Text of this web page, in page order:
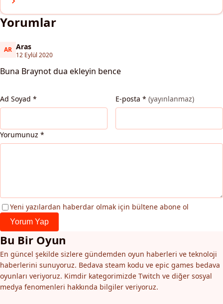
Yorumlar
ARAras
Aras
12 Eylül 2020
Buna Braynot dua ekleyin bence
Ad Soyad * E-posta * (yayınlanmaz)
Yorumunuz *
Yeni yazılardan haberdar olmak için bültene abone ol
Yorum Yap
Bu Bir Oyun
En güncel şekilde sizlere gündemden oyun haberleri ve teknoloji
haberlerini sunuyoruz. Bedava steam kodu ve epic games bedava
oyunları veriyoruz. Kimdir kategorimizde Twitch ve diğer sosyal
medya fenomenleri hakkında bilgiler veriyoruz.